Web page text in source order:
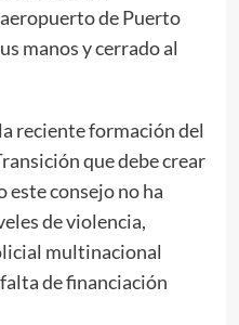
de Puerto
manos y cerrado al
reciente formación del
que debe crear
consejo no ha
de violencia,
multinacional
de financiación